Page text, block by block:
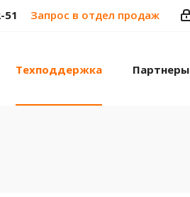
51 Запрос в отдел продаж
Техподдержка Партнеры